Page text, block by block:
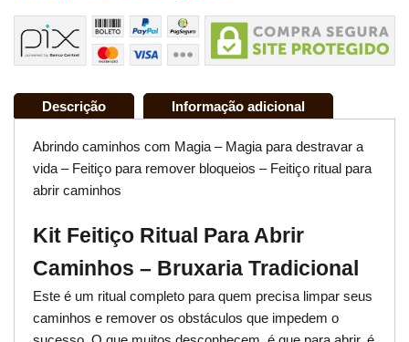
Descrição Informação adicional
Abrindo caminhos com Magia – Magia para destravar a
vida – Feitiço para remover bloqueios – Feitiço ritual para
abrir caminhos
Kit Feitiço Ritual Para Abrir
Caminhos – Bruxaria Tradicional
Este é um ritual completo para quem precisa limpar seus
caminhos e remover os obstáculos que impedem o